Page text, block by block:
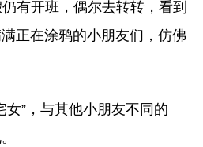
有开班，偶尔去转转，看到
正在涂鸦的小朋友们，仿佛
女”，与其他小朋友不同的